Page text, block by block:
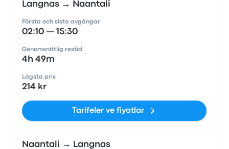
Langnas → Naantali
Första och sista avgångar
02:10 — 15:30
Genomsnittlig restid
4h 49m
Lägsta pris
214 kr
Tarifeler ve fiyatlar
Naantali → Langnas